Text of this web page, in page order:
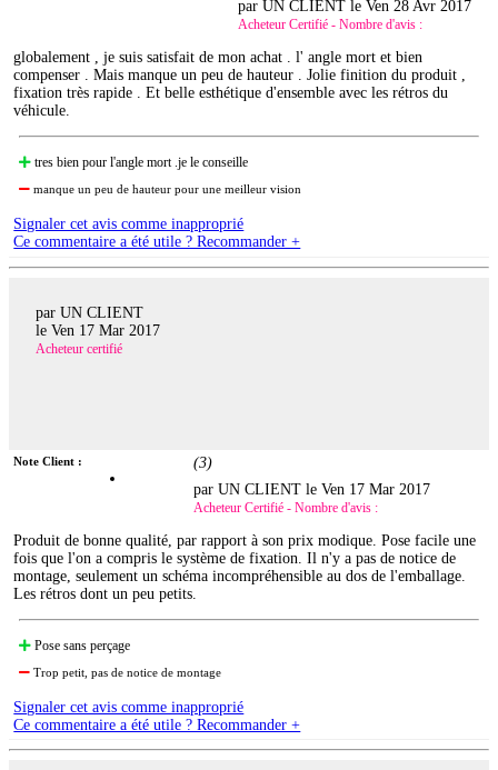
par UN CLIENT leVen 28 Avr 2017
Acheteur Certifié - Nombre d'avis :
globalement , je suis satisfait de mon achat . l' angle mort et bien
compenser . Mais manque un peu de hauteur . Jolie finition du produit ,
fixation très rapide . Et belle esthétique d'ensemble avec les rétros du
véhicule.
tres bien pour l'angle mort .je le conseille
manque un peu de hauteur pour une meilleur vision
Signaler cet avis comme inapproprié
Ce commentaire a été utile ? Recommander +
par UN CLIENT
le Ven 17 Mar 2017
Acheteur certifié
Note Client : (3)
par UN CLIENT leVen 17 Mar 2017
Acheteur Certifié - Nombre d'avis :
Produit de bonne qualité, par rapport à son prix modique. Pose facile une
fois que l'on a compris le système de fixation. Il n'y a pas de notice de
montage, seulement un schéma incompréhensible au dos de l'emballage.
Les rétros dont un peu petits.
Pose sans perçage
Trop petit, pas de notice de montage
Signaler cet avis comme inapproprié
Ce commentaire a été utile ? Recommander +